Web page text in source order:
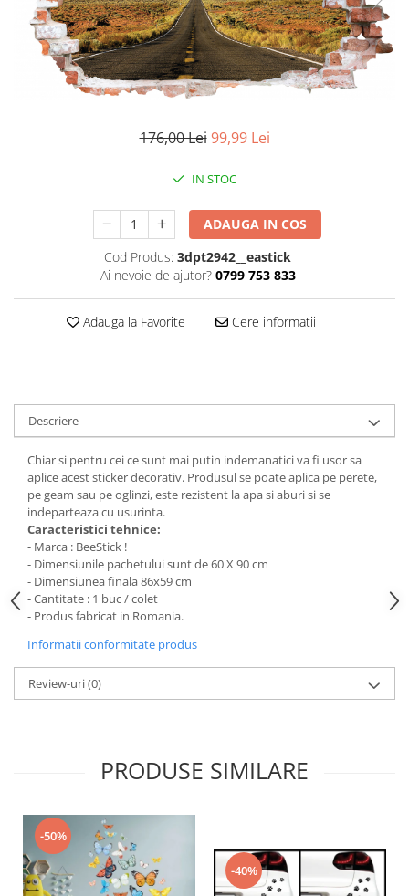
Stickere Oglinzi
Stickere Walplus ™
Artă
Casă
Spații comerciale
Stickere Colorate
Stickere Walplus ™
Stickere Auto
Alte desene
Amuzante
Animale
Baby on board
Florale
Motive
Pachete
Stickere pereche
Stickere cu efect 3D
Panoramică
Peisaje
Tablou Canvas personalizabil
176,00 Lei 99,99 Lei
IN STOC
ADAUGA IN COS
Cod Produs: 3dpt2942__eastick
Ai nevoie de ajutor? 0799 753 833
Adauga la Favorite Cere informatii
Descriere
Chiar si pentru cei ce sunt mai putin indemanatici va fi usor sa
aplice acest sticker decorativ. Produsul se poate aplica pe perete,
pe geam sau pe oglinzi, este rezistent la apa si aburi si se
indeparteaza cu usurinta.
Caracteristici tehnice:
- Marca : BeeStick !
- Dimensiunile pachetului sunt de 60 X 90 cm
- Dimensiunea finala 86x59 cm
- Cantitate : 1 buc / colet
- Produs fabricat in Romania.
Informatii conformitate produs
Review-uri(0)
PRODUSE SIMILARE
-50%
-40%